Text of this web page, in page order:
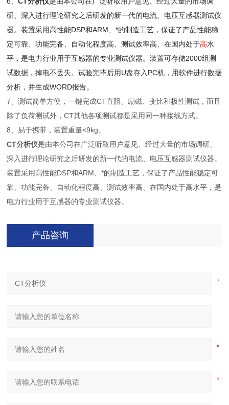
研、深入进行理论研究之后研发的新一代的电流、电压互感器测试仪
器。装置采用高性能DSP和ARM、*的制造工艺，保证了产品性能稳
定可靠、功能完备、自动化程度高、测试效率高、在国内处于高水
平，是电力行业用于互感器的专业测试仪器。装置可存储2000组测
试数据，掉电不丢失。试验完毕后用U盘存入PC机，用软件进行数据
分析，并生成WORD报告。
7、测试简单方便，一键完成CT直阻、励磁、变比和极性测试，而且
除了负荷测试外，CT其他各项测试都是采用同一种接线方式。
8、易于携带，装置重量<9kg。
CT分析仪是由本公司在广泛听取用户意见、经过大量的市场调研、
深入进行理论研究之后研发的新一代的电流、电压互感器测试仪器。
装置采用高性能DSP和ARM、*的制造工艺，保证了产品性能稳定可
靠、功能完备、自动化程度高、测试效率高、在国内处于高水平，是
电力行业用于互感器的专业测试仪器。
产品咨询